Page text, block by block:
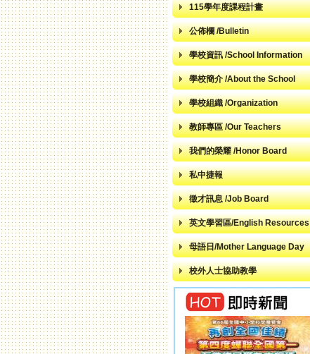
115學年度課程計畫
公佈欄 /Bulletin
學校資訊 /School Information
學校簡介 /About the School
學校組織 /Organization
教師專區 /Our Teachers
我們的榮耀 /Honor Board
私中捷報
徵才訊息 /Job Board
英文學習區/English Resources
母語日/Mother Language Day
校外人士協助教學